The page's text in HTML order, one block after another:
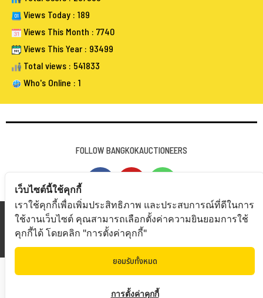
Views Today : 189
Views This Month : 7740
Views This Year : 93499
Total views : 541833
Who's Online : 1
FOLLOW BANGKOKAUCTIONEERS
Copyright © 2019 Bangkokauctioneers | Credits
Powered by Bangkokauctioneers
เว็บไซต์นี้ใช้คุกกี้
เราใช้คุกกี้เพื่อเพิ่มประสิทธิภาพ และประสบการณ์ที่ดีในการ
ใช้งานเว็บไซต์ คุณสามารถเลือกตั้งค่าความยินยอมการใช้
คุกกี้ได้ โดยคลิก "การตั้งค่าคุกกี้"
ยอมรับทั้งหมด
การตั้งค่าคุกกี้